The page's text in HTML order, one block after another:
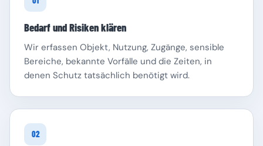
Schleswig-Holstein Thüringen
Bedarf und Risiken klären
Wir erfassen Objekt, Nutzung, Zugänge, sensible
Bereiche, bekannte Vorfälle und die Zeiten, in
denen Schutz tatsächlich benötigt wird.
02